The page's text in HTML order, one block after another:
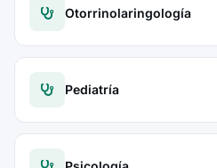
Otorrinolaringología
Pediatría